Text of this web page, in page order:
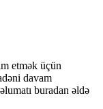
etmək üçün
davam
buradan əldə